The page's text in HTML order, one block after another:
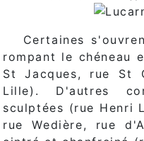
Certaines
rompant le chéneau
St Jacques, rue St
Lille). D'autres
sculptées (rue Henri
rue Wedière, rue